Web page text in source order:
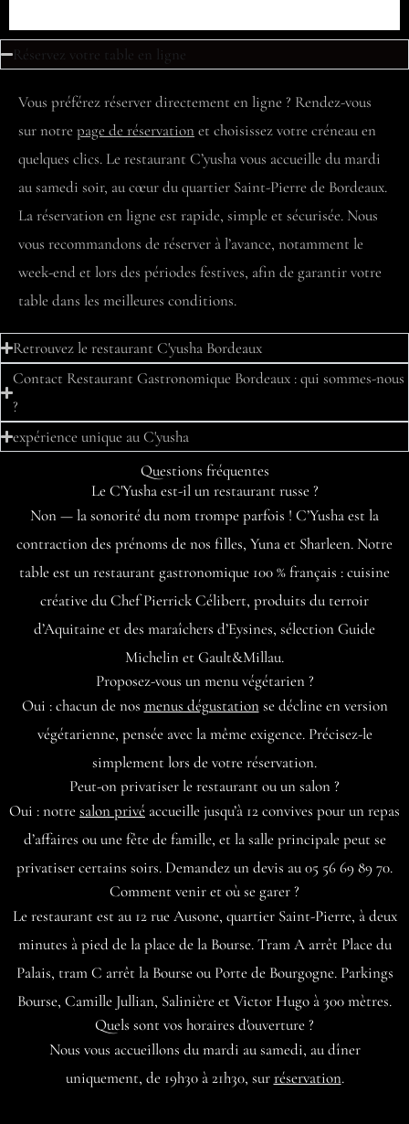
Réservez votre table en ligne
Vous préférez réserver directement en ligne ? Rendez-vous
sur notre page de réservation et choisissez votre créneau en
quelques clics. Le restaurant C’yusha vous accueille du mardi
au samedi soir, au cœur du quartier Saint-Pierre de Bordeaux.
La réservation en ligne est rapide, simple et sécurisée. Nous
vous recommandons de réserver à l’avance, notamment le
week-end et lors des périodes festives, afin de garantir votre
table dans les meilleures conditions.
Retrouvez le restaurant C'yusha Bordeaux
Contact Restaurant Gastronomique Bordeaux : qui sommes-nous
?
expérience unique au C'yusha
Questions fréquentes
Le C'Yusha est-il un restaurant russe ?
Non — la sonorité du nom trompe parfois ! C’Yusha est la
contraction des prénoms de nos filles, Yuna et Sharleen. Notre
table est un restaurant gastronomique 100 % français : cuisine
créative du Chef Pierrick Célibert, produits du terroir
d’Aquitaine et des maraîchers d’Eysines, sélection Guide
Michelin et Gault&Millau.
Proposez-vous un menu végétarien ?
Oui : chacun de nos menus dégustationse décline en version
végétarienne, pensée avec la même exigence. Précisez-le
simplement lors de votre réservation.
Peut-on privatiser le restaurant ou un salon ?
Oui : notre salon privé accueille jusqu’à 12 convives pour un repas
d’affaires ou une fête de famille, et la salle principale peut se
privatiser certains soirs. Demandez un devis au 05 56 69 89 70.
Comment venir et où se garer ?
Le restaurant est au 12 rue Ausone, quartier Saint-Pierre, à deux
minutes à pied de la place de la Bourse. Tram A arrêt Place du
Palais, tram C arrêt la Bourse ou Porte de Bourgogne. Parkings
Bourse, Camille Jullian, Salinière et Victor Hugo à 300 mètres.
Quels sont vos horaires d'ouverture ?
Nous vous accueillons du mardi au samedi, au dîner
uniquement, de 19h30 à 21h30, surréservation.